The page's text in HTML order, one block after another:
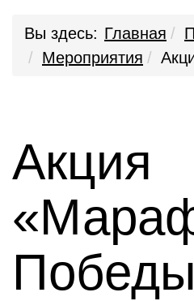
Вы здесь: Главная
Мероприятия
Акция